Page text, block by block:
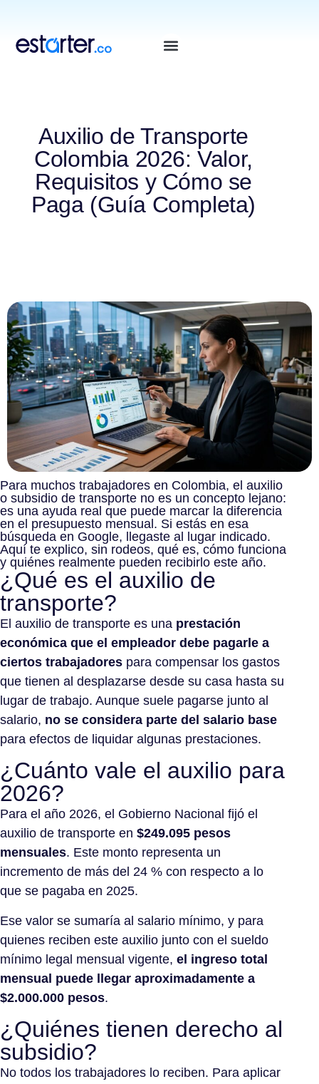
Auxilio de Transporte
Colombia 2026: Valor,
Requisitos y Cómo se
Paga (Guía Completa)
Para muchos trabajadores en Colombia, el auxilio
o subsidio de transporte no es un concepto lejano:
es una ayuda real que puede marcar la diferencia
en el presupuesto mensual. Si estás en esa
búsqueda en Google, llegaste al lugar indicado.
Aquí te explico, sin rodeos, qué es, cómo funciona
y quiénes realmente pueden recibirlo este año.
¿Qué es el auxilio de
transporte?
El auxilio de transporte es una prestación
económica que el empleador debe pagarle a
ciertos trabajadores para compensar los gastos
que tienen al desplazarse desde su casa hasta su
lugar de trabajo. Aunque suele pagarse junto al
salario, no se considera parte del salario base
para efectos de liquidar algunas prestaciones.
¿Cuánto vale el auxilio para
2026?
Para el año 2026, el Gobierno Nacional fijó el
auxilio de transporte en $249.095 pesos
mensuales. Este monto representa un
incremento de más del 24 % con respecto a lo
que se pagaba en 2025.
Ese valor se sumaría al salario mínimo, y para
quienes reciben este auxilio junto con el sueldo
mínimo legal mensual vigente, el ingreso total
mensual puede llegar aproximadamente a
$2.000.000 pesos.
¿Quiénes tienen derecho al
subsidio?
No todos los trabajadores lo reciben. Para aplicar